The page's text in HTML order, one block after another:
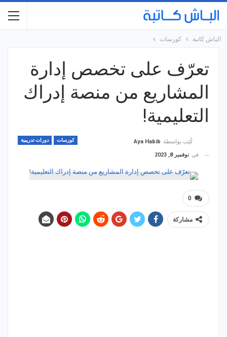
الباش كاتبة كورسات
تعرّف على تخصص إدارة
المشاريع من منصة إدراك
التعليمية!
كورسات دورات تدريبية كُتِب بواسطة Aya Habib
في نوفمبر 8, 2023
0
مشاركة